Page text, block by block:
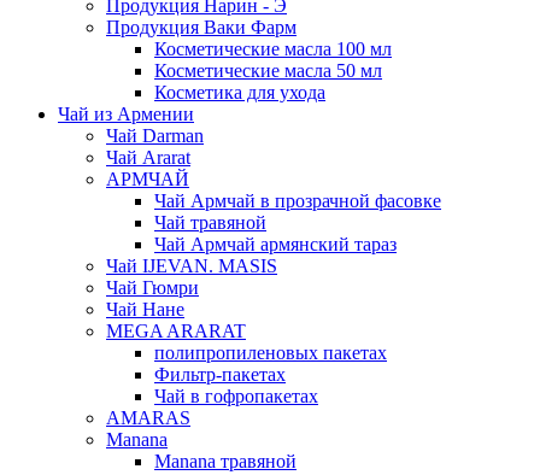
Продукция Нарин - Э
Продукция Ваки Фарм
Косметические масла 100 мл
Косметические масла 50 мл
Косметика для ухода
Чай из Армении
Чай Darman
Чай Ararat
АРМЧАЙ
Чай Армчай в прозрачной фасовке
Чай травяной
Чай Армчай армянский тараз
Чай IJEVAN. MASIS
Чай Гюмри
Чай Нане
MEGA ARARAT
полипропиленовых пакетах
Фильтр-пакетах
Чай в гофропакетах
AMARAS
Manana
Manana травяной